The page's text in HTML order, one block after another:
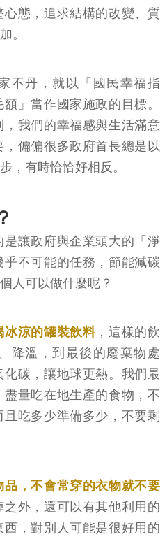
心態，追求結構的改變、質
。
不丹，就以「國民幸福指
」當作國家施政的目標。
我們的幸福感與生活滿意
偏偏很多政府首長總是以
，有時恰恰好相反。
讓政府與企業頭大的「淨
不可能的任務，節能減碳
人可以做什麼呢？
冰涼的罐裝飲料，這樣的飲
降溫，到最後的廢棄物處
碳，讓地球更熱。我們最
量吃在地生產的食物，不
吃多少準備多少，不要剩
，不會常穿的衣物就不要
之外，還可以有其他利用的
，對別人可能是很好用的